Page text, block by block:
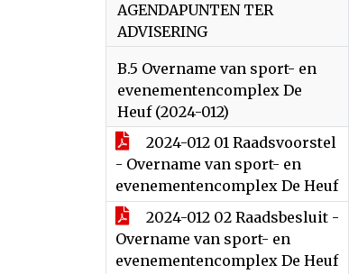
AGENDAPUNTEN TER
ADVISERING
B.5 Overname van sport- en
evenementencomplex De
Heuf (2024-012)
2024-012 01 Raadsvoorstel
- Overname van sport- en
evenementencomplex De Heuf
2024-012 02 Raadsbesluit -
Overname van sport- en
evenementencomplex De Heuf